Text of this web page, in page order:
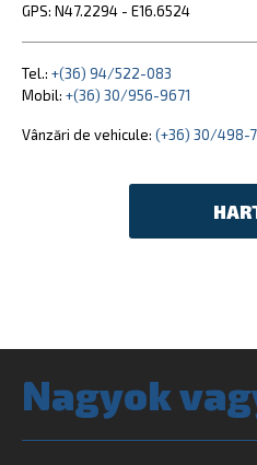
GPS: N47.2294 - E16.6524
Tel.: +(36) 94/522-083
Mobil: +(36) 30/956-9671
Vânzări de vehicule: (+36) 30/498-
Nagyok